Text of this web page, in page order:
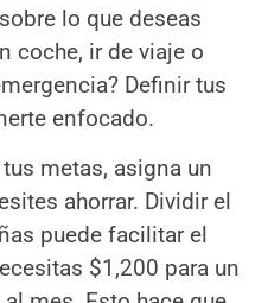
lo que deseas
coche, ir de viaje o
Definir tus
enfocado.
metas, asigna un
ahorrar. Dividir el
puede facilitar el
$1,200 para un